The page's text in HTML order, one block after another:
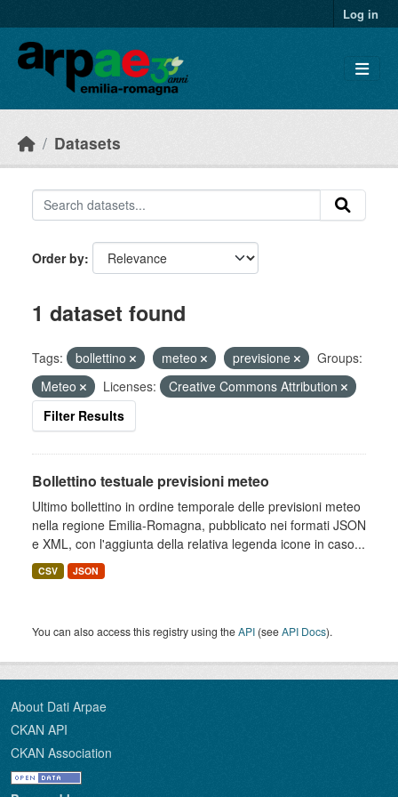
Log in
Datasets
Order by
1 dataset found
Tags: bollettino meteo previsione
Groups:
Meteo
Licenses:
Creative Commons Attribution
Filter Results
Bollettino testuale previsioni meteo
Ultimo bollettino in ordine temporale delle previsioni meteo
nella regione Emilia-Romagna, pubblicato nei formati JSON
e XML, con l'aggiunta della relativa legenda icone in caso...
CSV JSON
You can also access this registry using theAPI (seeAPI Docs).
About Dati Arpae
CKAN API
CKAN Association